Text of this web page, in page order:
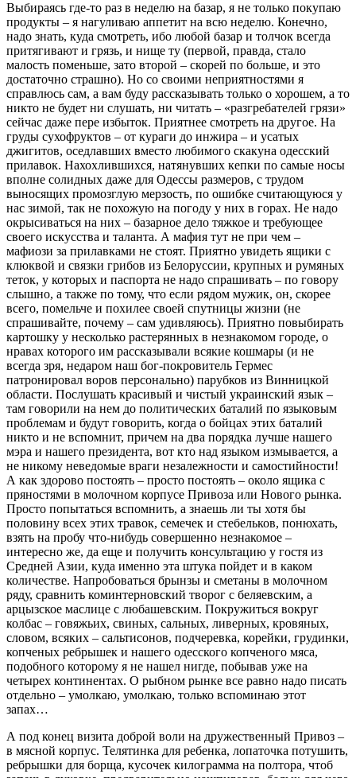
Выбираясь где-то раз в неделю на базар, я не только покупаю
продукты – я нагуливаю аппетит на всю неделю. Конечно,
надо знать, куда смотреть, ибо любой базар и толчок всегда
притягивают и грязь, и нище ту (первой, правда, стало
малость поменьше, зато второй – скорей по больше, и это
достаточно страшно). Но со своими неприятностями я
справлюсь сам, а вам буду рассказывать только о хорошем, а то
никто не будет ни слушать, ни читать – «разгребателей грязи»
сейчас даже пере избыток. Приятнее смотреть на другое. На
груды сухофруктов – от кураги до инжира – и усатых
джигитов, оседлавших вместо любимого скакуна одесский
прилавок. Нахохлившихся, натянувших кепки по самые носы
вполне солидных даже для Одессы размеров, с трудом
выносящих промозглую мерзость, по ошибке считающуюся у
нас зимой, так не похожую на погоду у них в горах. Не надо
окрысиваться на них – базарное дело тяжкое и требующее
своего искусства и таланта. А мафия тут не при чем –
мафиози за прилавками не стоят. Приятно увидеть ящики с
клюквой и связки грибов из Белоруссии, крупных и румяных
теток, у которых и паспорта не надо спрашивать – по говору
слышно, а также по тому, что если рядом мужик, он, скорее
всего, помельче и похилее своей спутницы жизни (не
спрашивайте, почему – сам удивляюсь). Приятно повыбирать
картошку у несколько растерянных в незнакомом городе, о
нравах которого им рассказывали всякие кошмары (и не
всегда зря, недаром наш бог-покровитель Гермес
патронировал воров персонально) парубков из Винницкой
области. Послушать красивый и чистый украинский язык –
там говорили на нем до политических баталий по языковым
проблемам и будут говорить, когда о бойцах этих баталий
никто и не вспомнит, причем на два порядка лучше нашего
мэра и нашего президента, вот кто над языком измывается, а
не никому неведомые враги незалежности и самостийности!
А как здорово постоять – просто постоять – около ящика с
пряностями в молочном корпусе Привоза или Нового рынка.
Просто попытаться вспомнить, а знаешь ли ты хотя бы
половину всех этих травок, семечек и стебельков, понюхать,
взять на пробу что-нибудь совершенно незнакомое –
интересно же, да еще и получить консультацию у гостя из
Средней Азии, куда именно эта штука пойдет и в каком
количестве. Напробоваться брынзы и сметаны в молочном
ряду, сравнить коминтерновский творог с беляевским, а
арцызское маслице с любашевским. Покружиться вокруг
колбас – говяжьих, свиных, сальных, ливерных, кровяных,
словом, всяких – сальтисонов, подчеревка, корейки, грудинки,
копченых ребрышек и нашего одесского копченого мяса,
подобного которому я не нашел нигде, побывав уже на
четырех континентах. О рыбном рынке все равно надо писать
отдельно – умолкаю, умолкаю, только вспоминаю этот
запах…
А под конец визита доброй воли на дружественный Привоз –
в мясной корпус. Телятинка для ребенка, лопаточка потушить,
ребрышки для борща, кусочек килограмма на полтора, чтоб